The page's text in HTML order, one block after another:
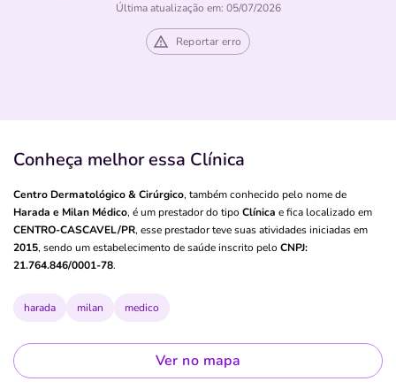
Última atualização em: 05/07/2026
Reportar erro
Conheça melhor essa Clínica
Centro Dermatológico & Cirúrgico, também conhecido pelo nome de
Harada e Milan Médico, é um prestador do tipo Clínica e fica localizado em
CENTRO-CASCAVEL/PR, esse prestador teve suas atividades iniciadas em
2015, sendo um estabelecimento de saúde inscrito pelo CNPJ:
21.764.846/0001-78.
harada milan medico
Ver no mapa